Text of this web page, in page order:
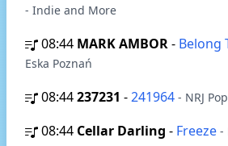
- Indie and More
08:44 MARK AMBOR- Belong
Eska Poznań
08:44237231 -241964 - NRJ
08:44 Cellar Darling - Freeze -